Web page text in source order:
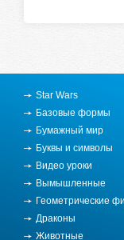
Star Wars
Базовые формы
Бумажный мир
Буквы и символы
Видео уроки
Вымышленные
Геометрические
Драконы
Животные